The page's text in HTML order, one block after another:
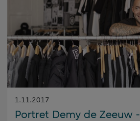
Gepubliceerd
op:
1.11.2017
Portret Demy de Zeeuw -